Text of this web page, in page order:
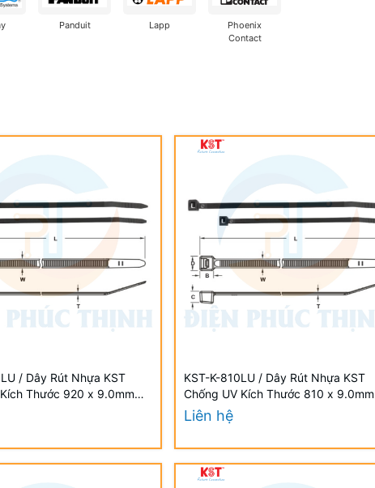
Panduit Lapp
Phoenix
Contact
/ Dây Rút Nhựa KST
Thước 920 x 9.0mm
- Weather Resistant UV
KST-K-810LU / Dây Rút Nhựa KST
Chống UV Kích Thước 810 x 9.0mm
(100 Cái/Bịch) - Weather Resistant
Liên hệ